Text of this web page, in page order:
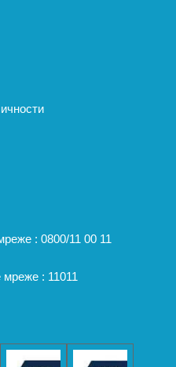
: 0800/11 00 11
мреже : 11011